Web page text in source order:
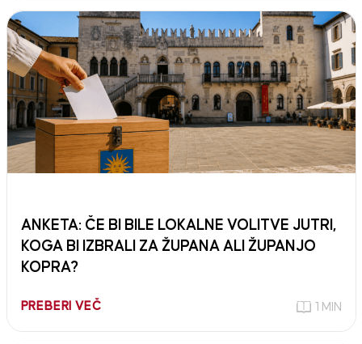
ANKETA: ČE BI BILE LOKALNE VOLITVE JUTRI,
KOGA BI IZBRALI ZA ŽUPANA ALI ŽUPANJO
KOPRA?
PREBERI VEČ 1 MIN